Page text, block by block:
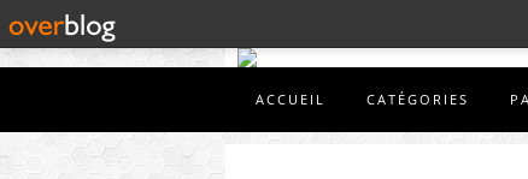
ACCUEIL CATÉGORIES